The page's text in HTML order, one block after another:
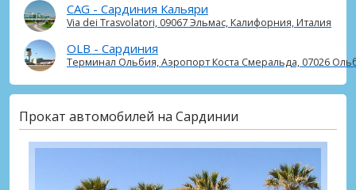
CAG - Сардиния Кальяри
Via dei Trasvolatori, 09067 Эльмас, Калифорния, Италия
OLB - Сардиния
Терминал Ольбия, Аэропорт Коста Смеральда, 07026
Прокат автомобилей на Сардинии